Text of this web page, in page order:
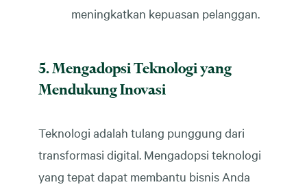
meningkatkan kepuasan pelanggan.
5. Mengadopsi Teknologi yang
Mendukung Inovasi
Teknologi adalah tulang punggung dari
transformasi digital. Mengadopsi teknologi
yang tepat dapat membantu bisnis Anda